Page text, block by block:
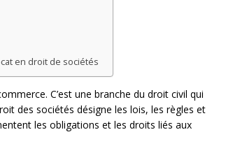
en droit de sociétés
C’est une branche du droit civil qui
des sociétés désigne les lois, les règles et
les obligations et les droits liés aux